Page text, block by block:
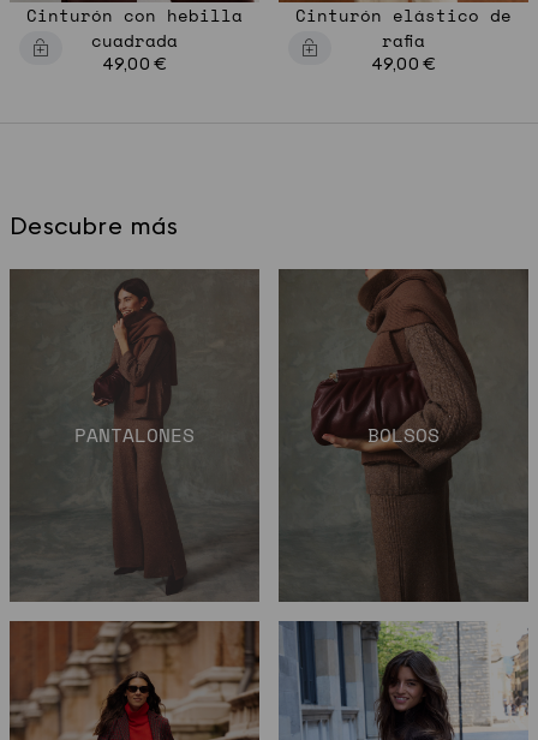
Cinturón con hebilla
cuadrada
49,00 €
Cinturón elástico de
rafia
49,00 €
Descubre más
PANTALONES BOLSOS